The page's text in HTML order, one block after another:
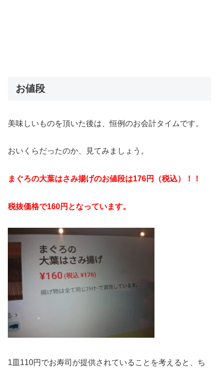
お値段
美味しいものを頂いた後は、恒例のお会計タイムです。
おいくらだったのか、見てみましょう。
まぐろの大葉はさみ揚げのお値段は176円（税込）！！
税抜価格で160円となっています。
1皿110円でお寿司が提供されていることを考えると、ち